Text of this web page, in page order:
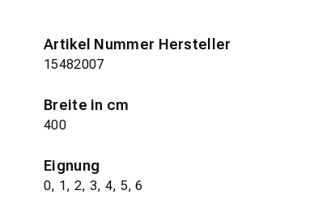
Artikel Nummer Hersteller
15482007
Breite in cm
400
Eignung
0, 1, 2, 3, 4, 5, 6